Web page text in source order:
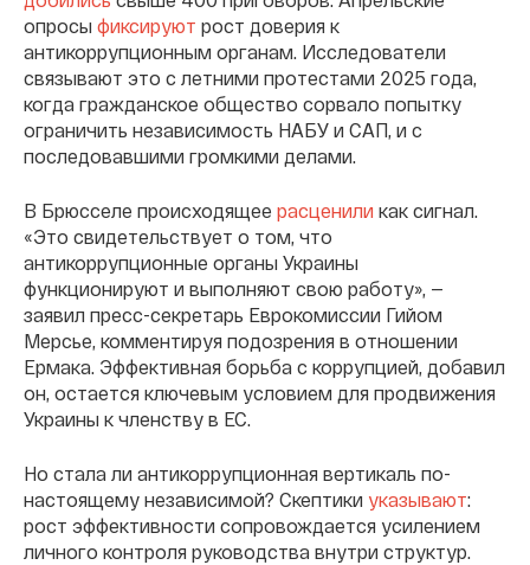
опросы фиксируют рост доверия к
антикоррупционным органам. Исследователи
связывают это с летними протестами 2025 года,
когда гражданское общество сорвало попытку
ограничить независимость НАБУ и САП, и с
последовавшими громкими делами.
В Брюсселе происходящее расценили как сигнал.
«Это свидетельствует о том, что
антикоррупционные органы Украины
функционируют и выполняют свою работу», —
заявил пресс-секретарь Еврокомиссии Гийом
Мерсье, комментируя подозрения в отношении
Ермака. Эффективная борьба с коррупцией, добавил
он, остается ключевым условием для продвижения
Украины к членству в ЕС.
Но стала ли антикоррупционная вертикаль по-
настоящему независимой? Скептики указывают:
рост эффективности сопровождается усилением
личного контроля руководства внутри структур.